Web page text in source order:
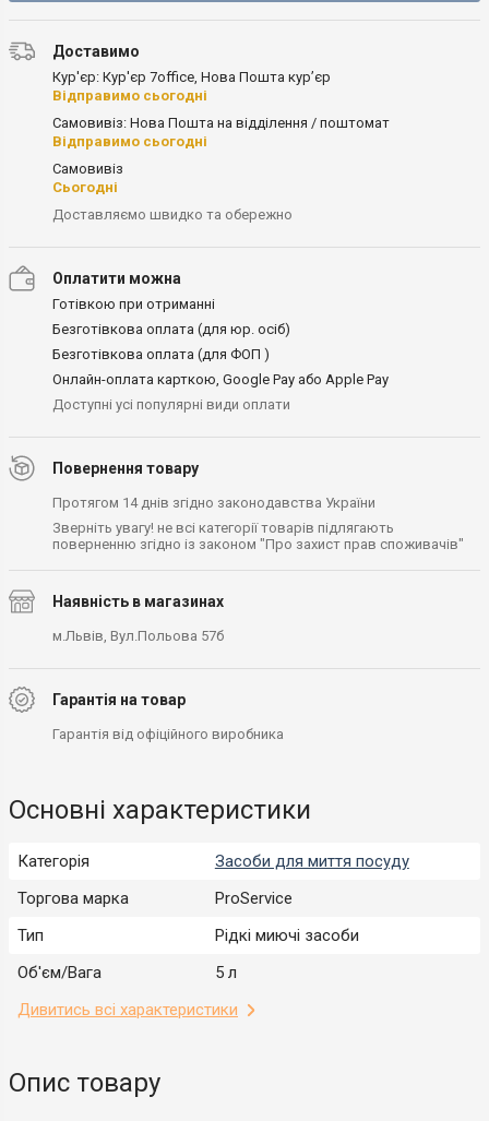
Доставимо
Кур'єр: Кур'єр 7office, Нова Пошта кур’єр
Відправимо сьогодні
Самовивіз: Нова Пошта на відділення / поштомат
Відправимо сьогодні
Самовивіз
Сьогодні
Доставляємо швидко та обережно
Оплатити можна
Готівкою при отриманні
Безготівкова оплата (для юр. осіб)
Безготівкова оплата (для ФОП )
Онлайн-оплата карткою, Google Pay або Apple Pay
Доступні усі популярні види оплати
Повернення товару
Протягом 14 днів згідно законодавства України
Зверніть увагу! не всі категорії товарів підлягають
поверненню згідно із законом "Про захист прав споживачів"
Наявність в магазинах
м.Львів, Вул.Польова 57б
Гарантія на товар
Гарантія від офіційного виробника
Основні характеристики
Категорія
Засоби для миття посуду
Торгова марка
ProService
Тип
Рідкі миючі засоби
Об'єм/Вага
5 л
Дивитись всі характеристики
Опис товару